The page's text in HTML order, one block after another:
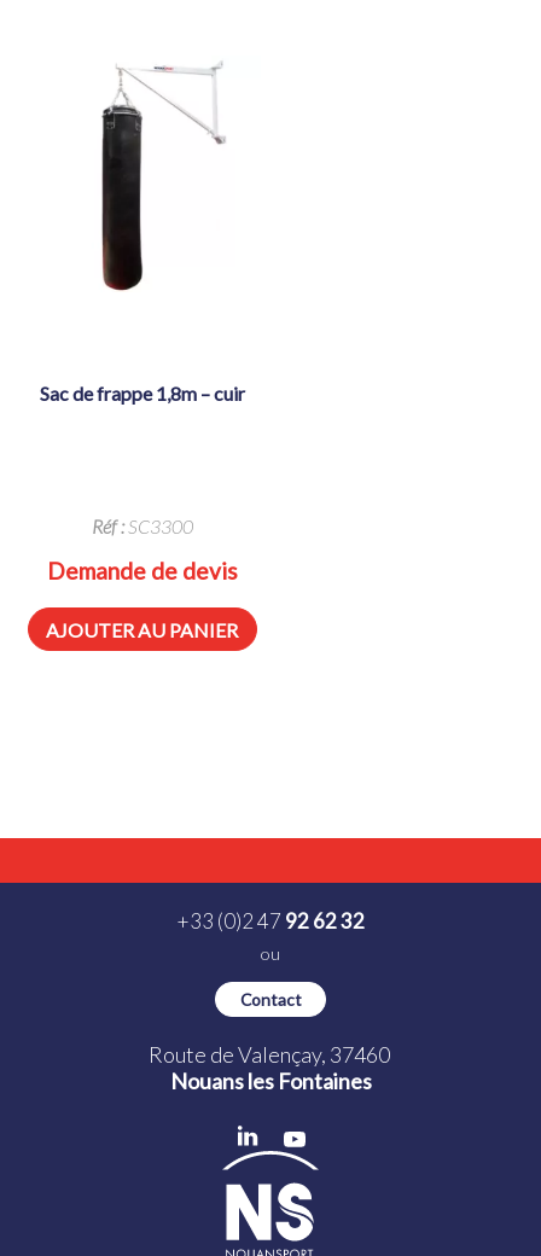
sac de frappe 1,8m – cuir
Réf :SC3300
Demande de devis
AJOUTER AU PANIER
+33 (0)2 47 92 62 32
ou
Contact
Route de Valençay, 37460
Nouans les Fontaines